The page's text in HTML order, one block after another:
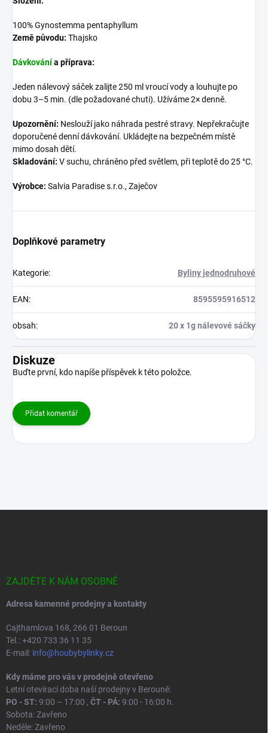
100% Gynostemma pentaphyllum
Země původu: Thajsko
Dávkovánía příprava:
Jeden nálevový sáček zalijte 250 ml vroucí vody a louhujte po
dobu 3–5 min. (dle požadované chuti). Užíváme 2× denně.
Upozornění: Neslouží jako náhrada pestré stravy. Nepřekračujte
doporučené denní dávkování. Ukládejte na bezpečném místě
mimo dosah dětí.
Skladování: V suchu, chráněno před světlem, při teplotě do 25 °C.
Výrobce: Salvia Paradise s.r.o., Zaječov
Doplňkové parametry
Kategorie: Byliny jednodruhové
EAN: 8595595916512
obsah: 20 x 1g nálevové sáčky
Diskuze
Buďte první, kdo napíše příspěvek k této položce.
Přidat komentář
ZAJDĚTE K NÁM OSOBNĚ
Adresa kamenné prodejny a kontakty
Cajthamlova 168, 266 01 Beroun
Tel.: +420 733 36 11 35
E-mail: info@houbybylinky.cz
Kdy máme pro vás v prodejně otevřeno
Letní otevírací doba naší prodejny v Berouně:
PO - ST: 9:00 – 17:00 , ČT - PÁ: 9:00 - 16:00 h.
Sobota: Zavřeno
Neděle: Zavřeno